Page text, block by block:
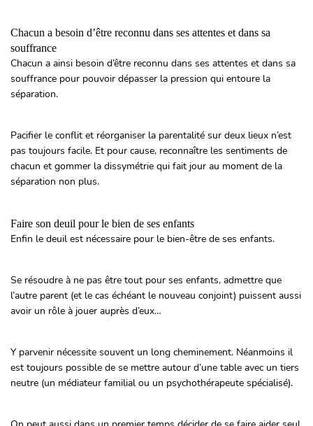
Chacun a besoin d’être reconnu dans ses attentes et dans sa
souffrance
Chacun a ainsi besoin d’être reconnu dans ses attentes et dans sa
souffrance pour pouvoir dépasser la pression qui entoure la
séparation.
Pacifier le conflit et réorganiser la parentalité sur deux lieux n’est
pas toujours facile. Et pour cause, reconnaître les sentiments de
chacun et gommer la dissymétrie qui fait jour au moment de la
séparation non plus.
Faire son deuil pour le bien de ses enfants
Enfin le deuil est nécessaire pour le bien-être de ses enfants.
Se résoudre à ne pas être tout pour ses enfants, admettre que
l’autre parent (et le cas échéant le nouveau conjoint) puissent aussi
avoir un rôle à jouer auprès d’eux…
Y parvenir nécessite souvent un long cheminement. Néanmoins il
est toujours possible de se mettre autour d’une table avec un tiers
neutre (un médiateur familial ou un psychothérapeute spécialisé).